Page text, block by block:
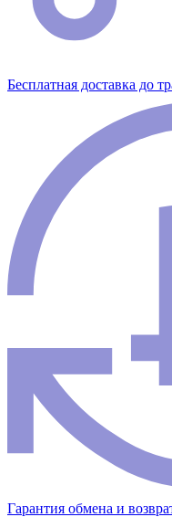
Бесплатная доставка до
Гарантия обмена и